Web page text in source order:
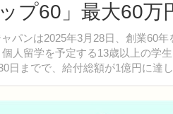
プ60」最大60万
パンは2025年3月28日、創業60年
人留学を予定する13歳以上の学
までで、給付総額が1億円に達